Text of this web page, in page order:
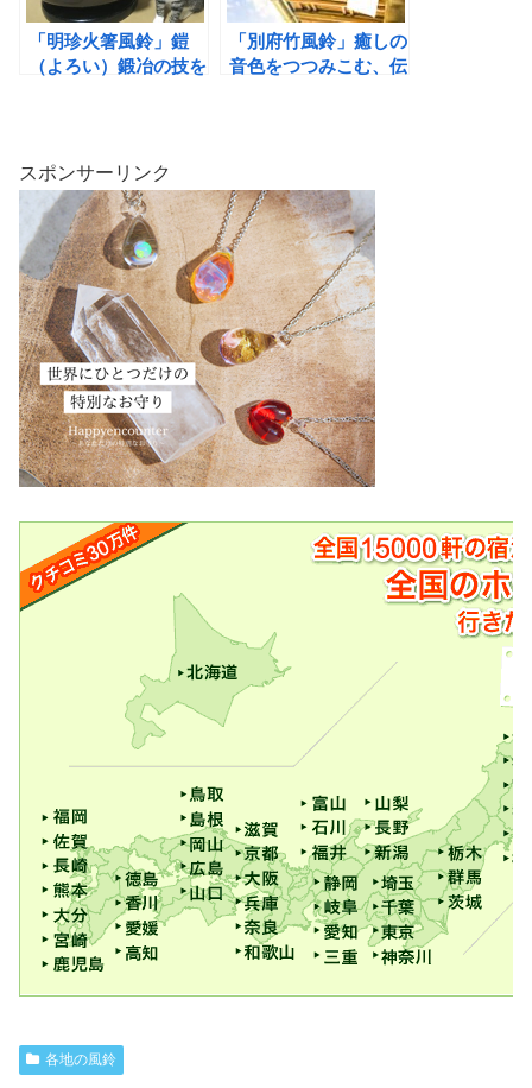
「明珍火箸風鈴」鎧
（よろい）鍛冶の技を
「別府竹風鈴」癒しの
音色をつつみこむ、伝
スポンサーリンク
各地の風鈴